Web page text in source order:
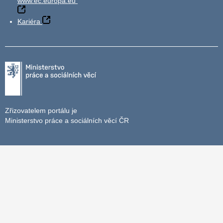
Kariéra
Zřizovatelem portálu je
Ministerstvo práce a sociálních věcí ČR